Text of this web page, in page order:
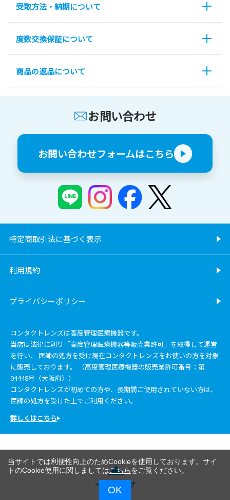
受取方法・納期について
度数交換保証について
商品の返品について
お問い合わせ
お問い合わせフォームはこちら
特定商取引法に基づく表示
利用規約
プライバシーポリシー
コンタクトレンズは高度管理医療機器です。
当店は法律に則り「高度管理医療機器等販売業許可」を取得して運営
を行い、 医師の処方を受け現在コンタクトレンズをお使いの方を対象
に販売しております。 （高度管理医療機器の販売業許可番号：第
04448号〈大阪府〉）
コンタクトレンズが初めての方や、長期間ご使用されていない方は、
医師の処方を受けた上でご利用ください。
詳しくはこちら
ページトップ
当サイトでは利便性向上のためCookieを使用しております。サイ
トのCookie使用に関しましてはこちらをご覧ください。
OK